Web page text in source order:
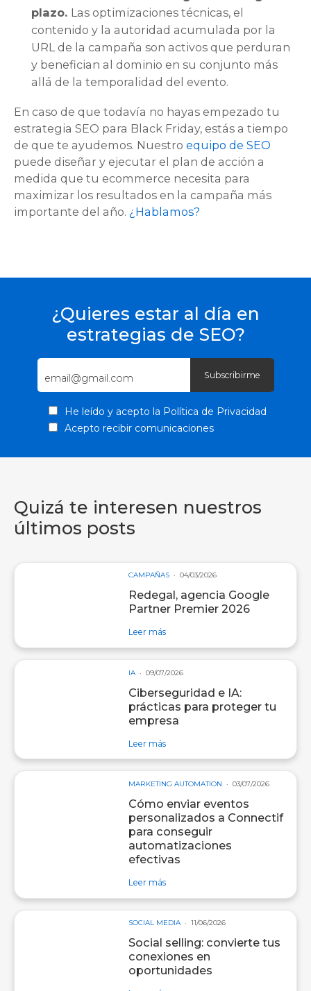
plazo. Las optimizaciones técnicas, el
contenido y la autoridad acumulada por la
URL de la campaña son activos que perduran
y benefician al dominio en su conjunto más
allá de la temporalidad del evento.
En caso de que todavía no hayas empezado tu
estrategia SEO para Black Friday, estás a tiempo
de que te ayudemos. Nuestro equipo de SEO
puede diseñar y ejecutar el plan de acción a
medida que tu ecommerce necesita para
maximizar los resultados en la campaña más
importante del año. ¿Hablamos?
¿Quieres estar al día en
estrategias de SEO?
He leído y acepto la Política de Privacidad
Acepto recibir comunicaciones
Quizá te interesen nuestros
últimos posts
CAMPAÑAS 04/03/2026
Redegal, agencia Google
Partner Premier 2026
Leer mássobre entrada Redegal, agencia
IA 09/07/2026
Ciberseguridad e IA:
prácticas para proteger tu
empresa
Leer mássobre entrada Ciberseguridad e
MARKETING AUTOMATION 03/07/2026
Cómo enviar eventos
personalizados a Connectif
para conseguir
automatizaciones
efectivas
Leer mássobre entrada Cómo enviar
SOCIAL MEDIA 11/06/2026
Social selling: convierte tus
conexiones en
oportunidades